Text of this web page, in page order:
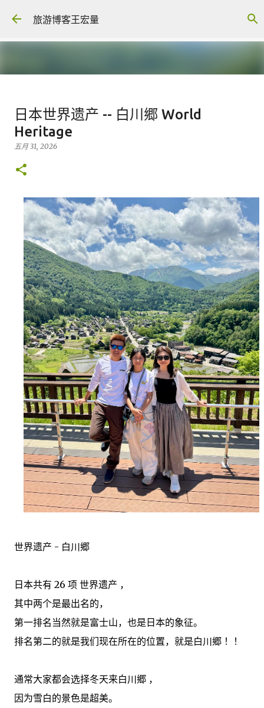
旅游博客王宏量
各大电脑专家公认最强的 -- Dual
screen Laptop
八月 06, 2026
日本世界遗产 -- 白川郷 World
Heritage
五月 31, 2026
世界遗产 - 白川郷
日本共有 26 项 世界遗产 ，
其中两个是最出名的，
第一排名当然就是富士山，也是日本的象征。
排名第二的就是我们现在所在的位置，就是白川郷 ！！
通常大家都会选择冬天来白川郷 ，
因为雪白的景色是超美。